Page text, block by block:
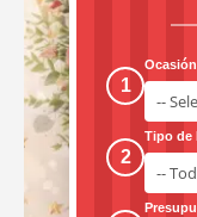
1
Ocasión
2
Tipo de